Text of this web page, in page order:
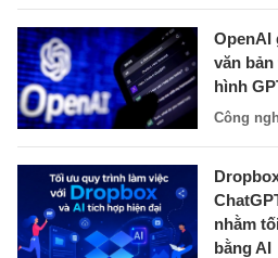
OpenAI
văn
hình
Công
nhằm
bằng AI